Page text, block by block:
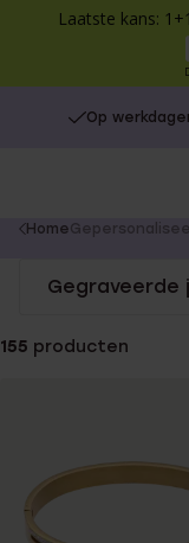
Laatste kans:
Op
You
here:
Home
Gegraveerde
155 producten